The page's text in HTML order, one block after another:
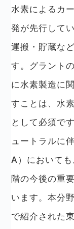
水素によるカ
発が先行して
運搬・貯蔵な
す。グラント
に水素製造に
すことは、水
として必須で
ュートラルに
A）において
階の今後の重
います。本分
で紹介された